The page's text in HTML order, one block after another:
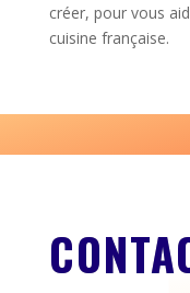
créer, pour vous
cuisine française.